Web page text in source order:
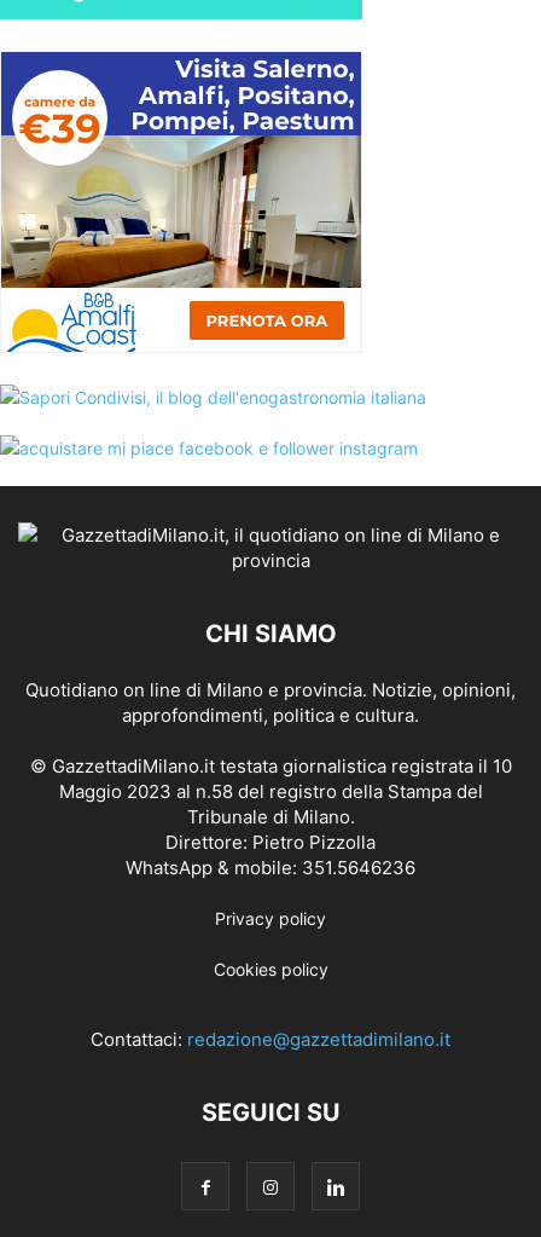
CHI SIAMO
Quotidiano on line di Milano e provincia. Notizie, opinioni,
approfondimenti, politica e cultura.
© GazzettadiMilano.it testata giornalistica registrata il 10
Maggio 2023 al n.58 del registro della Stampa del
Tribunale di Milano.
Direttore: Pietro Pizzolla
WhatsApp & mobile: 351.5646236
Privacy policy
Cookies policy
Contattaci: redazione@gazzettadimilano.it
SEGUICI SU